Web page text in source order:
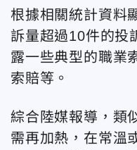
根據相關統計資料
訴量超過10件的投
露一些典型的職業
索賠等。
綜合陸媒報導，類
需再加熱，在常溫